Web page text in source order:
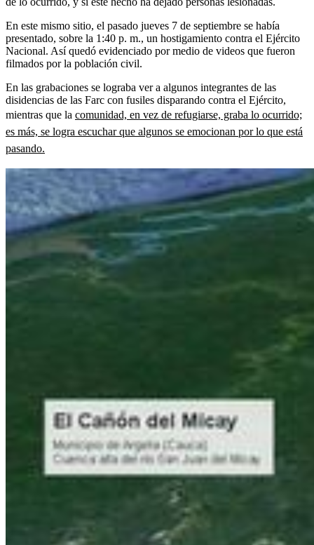
En este mismo sitio, el pasado jueves 7 de septiembre se había
presentado, sobre la 1:40 p. m., un hostigamiento contra el Ejército
Nacional. Así quedó evidenciado por medio de videos que fueron
filmados por la población civil.
En las grabaciones se lograba ver a algunos integrantes de las
disidencias de las Farc con fusiles disparando contra el Ejército,
mientras que la comunidad, en vez de refugiarse, graba lo ocurrido;
es más, se logra escuchar que algunos se emocionan por lo que está
pasando.